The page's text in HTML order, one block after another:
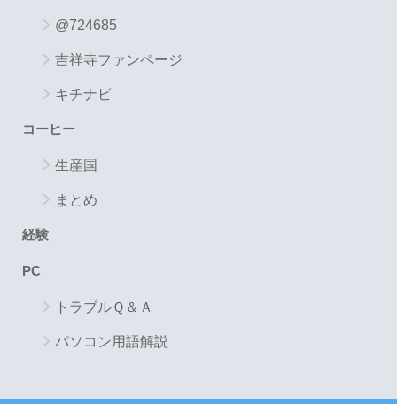
@724685
吉祥寺ファンページ
キチナビ
コーヒー
生産国
まとめ
経験
PC
トラブルＱ＆Ａ
パソコン用語解説